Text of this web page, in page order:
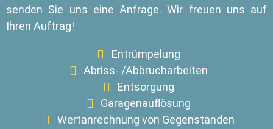
senden Sie uns eine Anfrage. Wir freuen uns auf
Ihren Auftrag!
Entrümpelung
Abriss- /Abbrucharbeiten
Entsorgung
Garagenauflösung
Wertanrechnung von Gegenständen